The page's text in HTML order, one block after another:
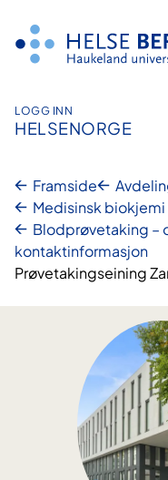
innhald
LOGG INN
HELSENORGE
Framside
Medisinsk
Blodprøvetaking –
kontaktinformasjon
Prøvetakingseining